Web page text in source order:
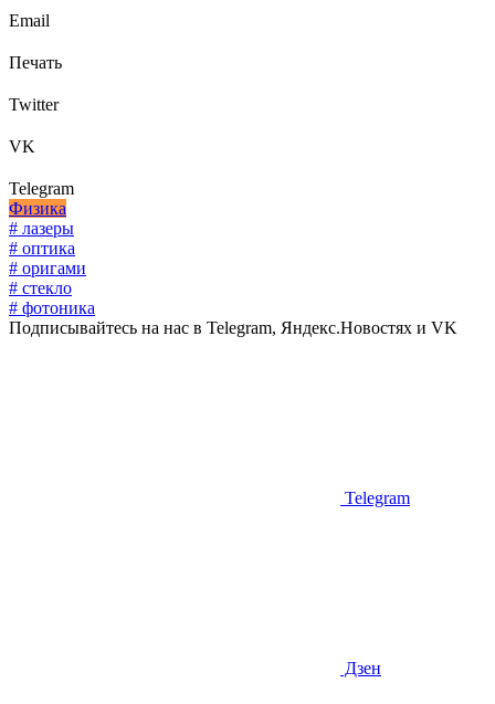
Email
Печать
Twitter
VK
Telegram
Физика
# лазеры
# оптика
# оригами
# стекло
# фотоника
Подписывайтесь на нас в Telegram, Яндекс.Новостях и VK
Telegram
Дзен